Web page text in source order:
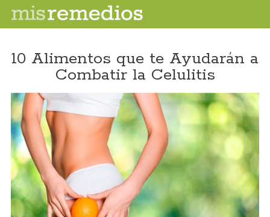
10 Alimentos que te Ayudarán a
Combatir la Celulitis